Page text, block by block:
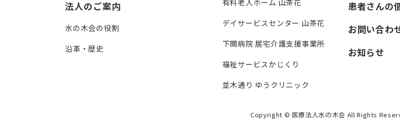
法人のご案内
水の木会の役割
沿革・歴史
有料老人ホーム 山茶花
デイサービスセンター 山茶花
下関病院 居宅介護支援事業所
福祉サービスかじくり
並木通り ゆうクリニック
患者さんの
お問い合わ
お知らせ
Copyright © 医療法人水の木会 All Rights